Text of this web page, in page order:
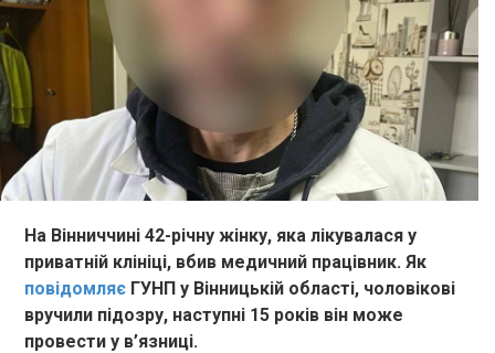
На Вінниччині 42-річну жінку, яка лікувалася у
приватній клініці, вбив медичний працівник. Як
повідомляє ГУНП у Вінницькій області, чоловікові
вручили підозру, наступні 15 років він може
провести у в’язниці.